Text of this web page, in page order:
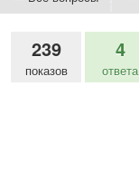
239
показов
4
ответа